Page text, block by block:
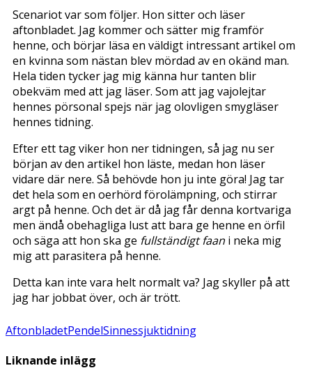
Scenariot var som följer. Hon sitter och läser
aftonbladet. Jag kommer och sätter mig framför
henne, och börjar läsa en väldigt intressant artikel om
en kvinna som nästan blev mördad av en okänd man.
Hela tiden tycker jag mig känna hur tanten blir
obekväm med att jag läser. Som att jag vajolejtar
hennes pörsonal spejs när jag olovligen smygläser
hennes tidning.
Efter ett tag viker hon ner tidningen, så jag nu ser
början av den artikel hon läste, medan hon läser
vidare där nere. Så behövde hon ju inte göra! Jag tar
det hela som en oerhörd förolämpning, och stirrar
argt på henne. Och det är då jag får denna kortvariga
men ändå obehagliga lust att bara ge henne en örfil
och säga att hon ska ge fullständigt faan i neka mig
mig att parasitera på henne.
Detta kan inte vara helt normalt va? Jag skyller på att
jag har jobbat över, och är trött.
AftonbladetPendelSinnessjuktidning
Liknande inlägg